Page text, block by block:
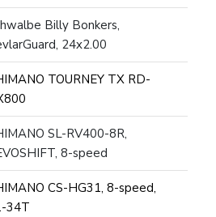
Billy Bonkers,
24x2.00
TOURNEY TX RD-
SL-RV400-8R,
8-speed
CS-HG31, 8-speed,
34T